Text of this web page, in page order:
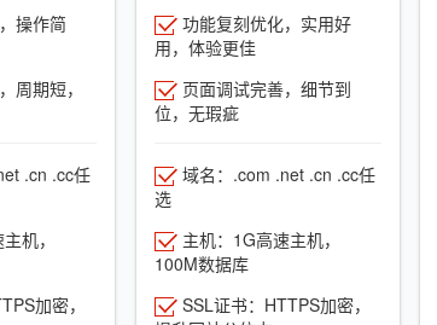
操作简
周期短，
.cn .cc任
机，
加密，
功能复刻优化，实用好
用，体验更佳
页面调试完善，细节到
位，无瑕疵
域名：.com .net .cn .cc任
选
主机：1G高速主机，
100M数据库
SSL证书：HTTPS加密，